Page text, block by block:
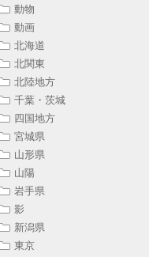
動物
動画
北海道
北関東
北陸地方
千葉・茨城
四国地方
宮城県
山形県
山陽
岩手県
影
新潟県
東京